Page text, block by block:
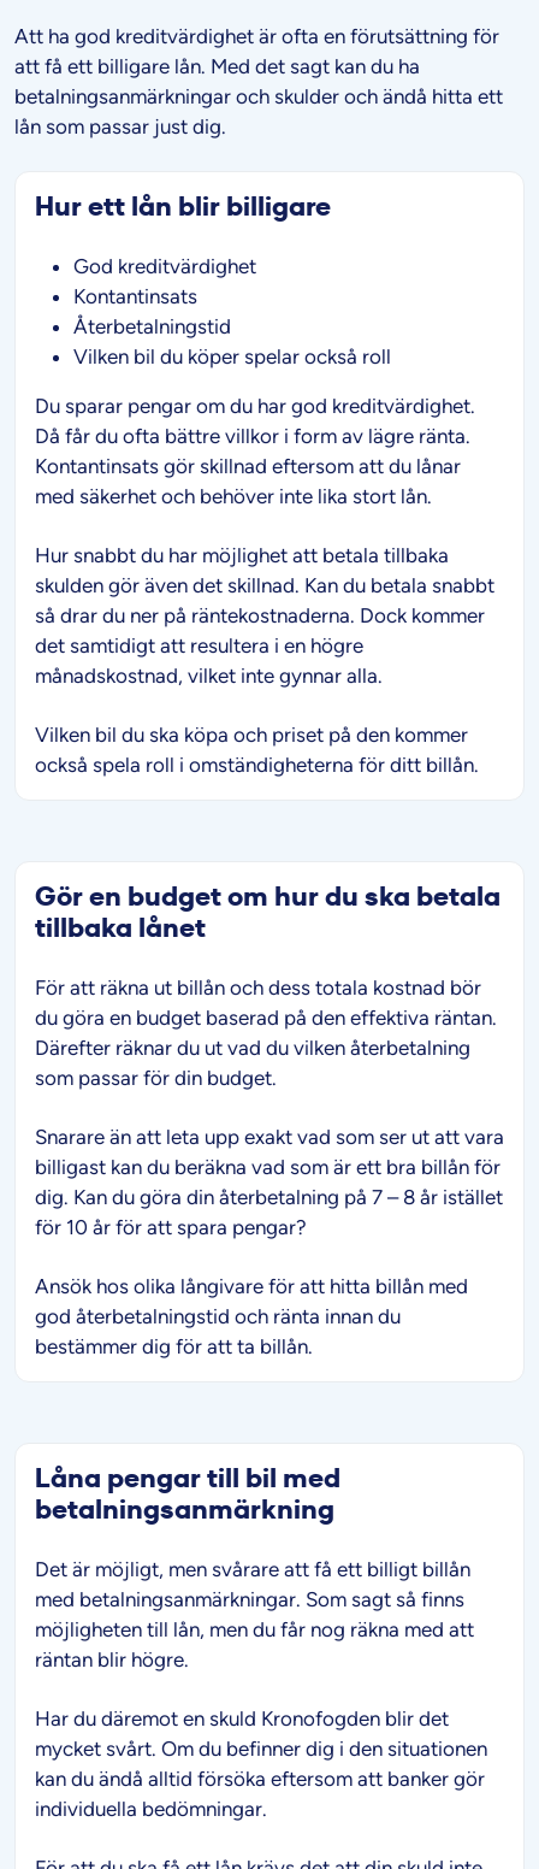
Att ha god kreditvärdighet är ofta en förutsättning för
att få ett billigare lån. Med det sagt kan du ha
betalningsanmärkningar och skulder och ändå hitta ett
lån som passar just dig.
Hur ett lån blir billigare
God kreditvärdighet
Kontantinsats
Återbetalningstid
Vilken bil du köper spelar också roll
Du sparar pengar om du har god kreditvärdighet.
Då får du ofta bättre villkor i form av lägre ränta.
Kontantinsats gör skillnad eftersom att du lånar
med säkerhet och behöver inte lika stort lån.
Hur snabbt du har möjlighet att betala tillbaka
skulden gör även det skillnad. Kan du betala snabbt
så drar du ner på räntekostnaderna. Dock kommer
det samtidigt att resultera i en högre
månadskostnad, vilket inte gynnar alla.
Vilken bil du ska köpa och priset på den kommer
också spela roll i omständigheterna för ditt billån.
Gör en budget om hur du ska betala
tillbaka lånet
För att räkna ut billån och dess totala kostnad bör
du göra en budget baserad på den effektiva räntan.
Därefter räknar du ut vad du vilken återbetalning
som passar för din budget.
Snarare än att leta upp exakt vad som ser ut att vara
billigast kan du beräkna vad som är ett bra billån för
dig. Kan du göra din återbetalning på 7 – 8 år istället
för 10 år för att spara pengar?
Ansök hos olika långivare för att hitta billån med
god återbetalningstid och ränta innan du
bestämmer dig för att ta billån.
Låna pengar till bil med
betalningsanmärkning
Det är möjligt, men svårare att få ett billigt billån
med betalningsanmärkningar. Som sagt så finns
möjligheten till lån, men du får nog räkna med att
räntan blir högre.
Har du däremot en skuld Kronofogden blir det
mycket svårt. Om du befinner dig i den situationen
kan du ändå alltid försöka eftersom att banker gör
individuella bedömningar.